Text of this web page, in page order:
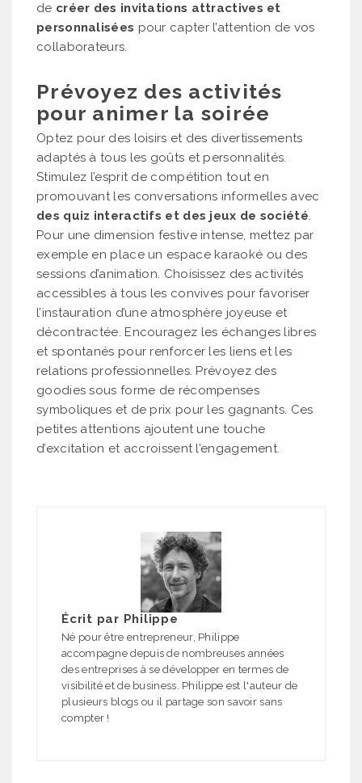
de créer des invitations attractives et
personnalisées pour capter l’attention de vos
collaborateurs.
Prévoyez des activités
pour animer la soirée
Optez pour des loisirs et des divertissements
adaptés à tous les goûts et personnalités.
Stimulez l’esprit de compétition tout en
promouvant les conversations informelles avec
des quiz interactifs et des jeux de société.
Pour une dimension festive intense, mettez par
exemple en place un espace karaoké ou des
sessions d’animation. Choisissez des activités
accessibles à tous les convives pour favoriser
l’instauration d’une atmosphère joyeuse et
décontractée. Encouragez les échanges libres
et spontanés pour renforcer les liens et les
relations professionnelles. Prévoyez des
goodies sous forme de récompenses
symboliques et de prix pour les gagnants. Ces
petites attentions ajoutent une touche
d’excitation et accroissent l’engagement.
Écrit par Philippe
Né pour être entrepreneur, Philippe
accompagne depuis de nombreuses années
des entreprises à se développer en termes de
visibilité et de business. Philippe est l'auteur de
plusieurs blogs ou il partage son savoir sans
compter !